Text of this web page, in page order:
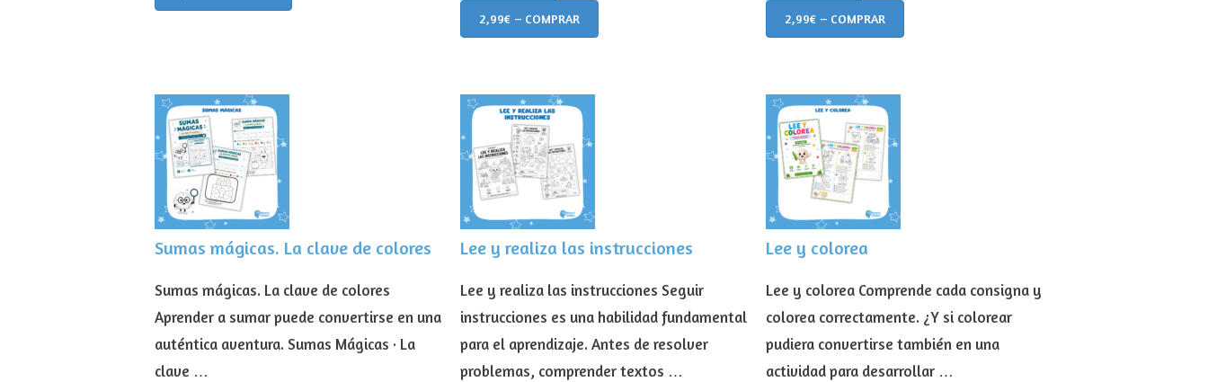
2,99€ – COMPRAR 2,99€ – COMPRAR
Sumas mágicas. La clave de colores
Sumas mágicas. La clave de colores
Aprender a sumar puede convertirse en una
auténtica aventura. Sumas Mágicas · La
clave …
Lee y realiza las instrucciones
Lee y realiza las instrucciones Seguir
instrucciones es una habilidad fundamental
para el aprendizaje. Antes de resolver
problemas, comprender textos …
Lee y colorea
Lee y colorea Comprende cada consigna y
colorea correctamente. ¿Y si colorear
pudiera convertirse también en una
actividad para desarrollar …